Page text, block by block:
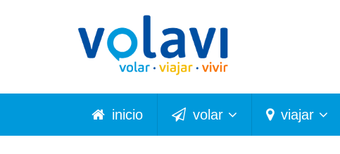
inicio volar viajar